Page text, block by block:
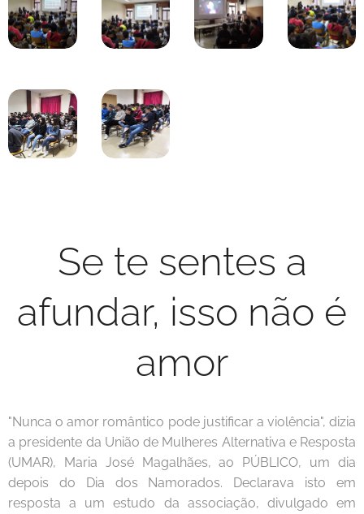
Se te sentes a
afundar, isso não é
amor
"Nunca o amor romântico pode justificar a violência", dizia
a presidente da União de Mulheres Alternativa e Resposta
(UMAR), Maria José Magalhães, ao PÚBLICO, um dia
depois do Dia dos Namorados. Declarava isto em
resposta a um estudo da associação, divulgado em